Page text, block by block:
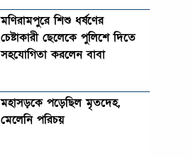
মণিরামপুরে শিশু ধর্ষণের
চেষ্টাকারী ছেলেকে পুলিশে দিতে
সহযোগিতা করলেন বাবা
মহাসড়কে পড়েছিল মৃতদেহ,
মেলেনি পরিচয়